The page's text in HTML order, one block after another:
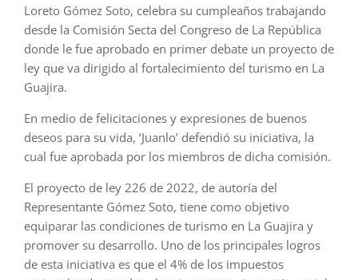
Loreto Gómez Soto, celebra su cumpleaños trabajando
desde la Comisión Secta del Congreso de La República
donde le fue aprobado en primer debate un proyecto de
ley que va dirigido al fortalecimiento del turismo en La
Guajira.
En medio de felicitaciones y expresiones de buenos
deseos para su vida, ‘Juanlo’ defendió su iniciativa, la
cual fue aprobada por los miembros de dicha comisión.
El proyecto de ley 226 de 2022, de autoría del
Representante Gómez Soto, tiene como objetivo
equiparar las condiciones de turismo en La Guajira y
promover su desarrollo. Uno de los principales logros
de esta iniciativa es que el 4% de los impuestos